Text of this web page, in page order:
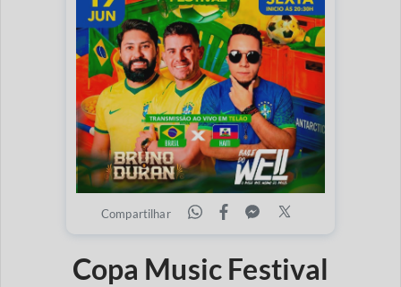
Compartilhar
Copa Music Festival